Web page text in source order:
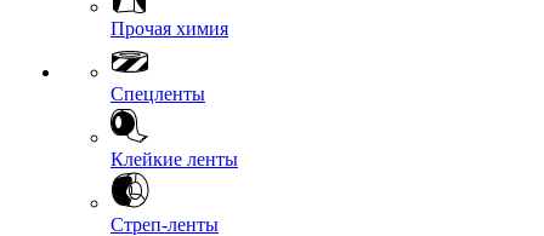
Прочая химия
Спецленты
Клейкие ленты
Стреп-ленты